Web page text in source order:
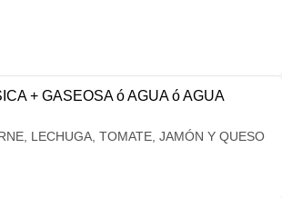
+ GASEOSA ó AGUA ó AGUA
LECHUGA, TOMATE, JAMÓN Y QUESO